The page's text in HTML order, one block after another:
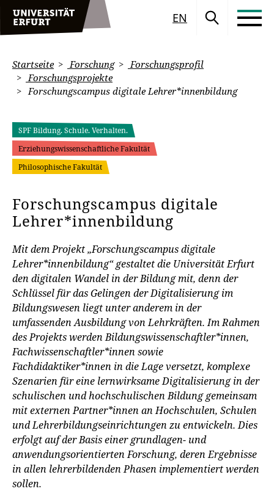
EN
Startseite Forschung
Forschungsprofil
Forschungsprojekte
Forschungscampus digitale Lehrer*innenbildung
SPF Bildung. Schule. Verhalten.
Erziehungswissenschaftliche Fakultät
Philosophische Fakultät
Forschungscampus digitale
Lehrer*innenbildung
Mit dem Projekt „Forschungscampus digitale
Lehrer*innenbildung“ gestaltet die Universität Erfurt
den digitalen Wandel in der Bildung mit, denn der
Schlüssel für das Gelingen der Digitalisierung im
Bildungswesen liegt unter anderem in der
umfassenden Ausbildung von Lehrkräften. Im Rahmen
des Projekts werden Bildungswissenschaftler*innen,
Fachwissenschaftler*innen sowie
Fachdidaktiker*innen in die Lage versetzt, komplexe
Szenarien für eine lernwirksame Digitalisierung in der
schulischen und hochschulischen Bildung gemeinsam
mit externen Partner*innen an Hochschulen, Schulen
und Lehrerbildungseinrichtungen zu entwickeln. Dies
erfolgt auf der Basis einer grundlagen- und
anwendungsorientierten Forschung, deren Ergebnisse
in allen lehrerbildenden Phasen implementiert werden
sollen.